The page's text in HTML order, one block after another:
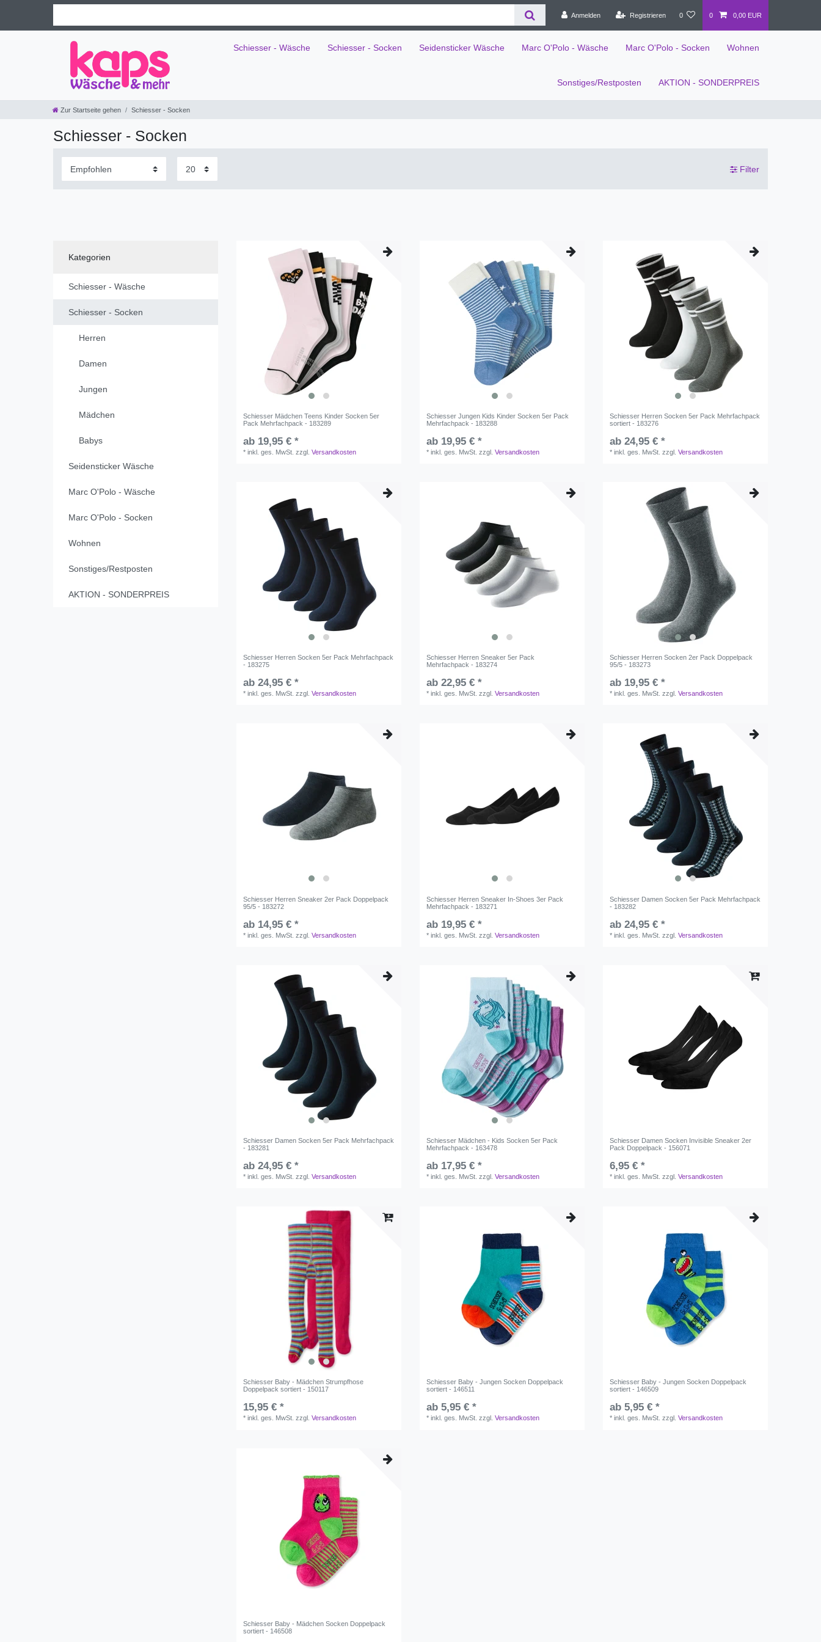
Anmelden Registrieren 0 0 0,00 EUR
Schiesser - Wäsche Schiesser - Socken Seidensticker Wäsche Marc O'Polo - Wäsche Marc O'Polo - Socken Wohnen
Sonstiges/Restposten AKTION - SONDERPREIS
Zur Startseite gehen Schiesser - Socken
Schiesser - Socken
Filter
Kategorien
Schiesser - Wäsche
Schiesser - Socken
Herren
Damen
Jungen
Mädchen
Babys
Seidensticker Wäsche
Marc O'Polo - Wäsche
Marc O'Polo - Socken
Wohnen
Sonstiges/Restposten
AKTION - SONDERPREIS
Schiesser Mädchen Teens Kinder Socken 5er
Pack Mehrfachpack - 183289
ab 19,95 € *
*inkl. ges. MwSt. zzgl.Versandkosten
Schiesser Jungen Kids Kinder Socken 5er Pack
Mehrfachpack - 183288
ab 19,95 € *
*inkl. ges. MwSt. zzgl.Versandkosten
Schiesser Herren Socken 5er Pack Mehrfachpack
sortiert - 183276
ab 24,95 € *
*inkl. ges. MwSt. zzgl.Versandkosten
Schiesser Herren Socken 5er Pack Mehrfachpack
- 183275
ab 24,95 € *
*inkl. ges. MwSt. zzgl.Versandkosten
Schiesser Herren Sneaker 5er Pack
Mehrfachpack - 183274
ab 22,95 € *
*inkl. ges. MwSt. zzgl.Versandkosten
Schiesser Herren Socken 2er Pack Doppelpack
95/5 - 183273
ab 19,95 € *
*inkl. ges. MwSt. zzgl.Versandkosten
Schiesser Herren Sneaker 2er Pack Doppelpack
95/5 - 183272
ab 14,95 € *
*inkl. ges. MwSt. zzgl.Versandkosten
Schiesser Herren Sneaker In-Shoes 3er Pack
Mehrfachpack - 183271
ab 19,95 € *
*inkl. ges. MwSt. zzgl.Versandkosten
Schiesser Damen Socken 5er Pack Mehrfachpack
- 183282
ab 24,95 € *
*inkl. ges. MwSt. zzgl.Versandkosten
Schiesser Damen Socken 5er Pack Mehrfachpack
- 183281
ab 24,95 € *
*inkl. ges. MwSt. zzgl.Versandkosten
Schiesser Mädchen - Kids Socken 5er Pack
Mehrfachpack - 163478
ab 17,95 € *
*inkl. ges. MwSt. zzgl.Versandkosten
Schiesser Damen Socken Invisible Sneaker 2er
Pack Doppelpack - 156071
6,95 € *
*inkl. ges. MwSt. zzgl.Versandkosten
Schiesser Baby - Mädchen Strumpfhose
Doppelpack sortiert - 150117
15,95 € *
*inkl. ges. MwSt. zzgl.Versandkosten
Schiesser Baby - Jungen Socken Doppelpack
sortiert - 146511
ab 5,95 € *
*inkl. ges. MwSt. zzgl.Versandkosten
Schiesser Baby - Jungen Socken Doppelpack
sortiert - 146509
ab 5,95 € *
*inkl. ges. MwSt. zzgl.Versandkosten
Schiesser Baby - Mädchen Socken Doppelpack
sortiert - 146508